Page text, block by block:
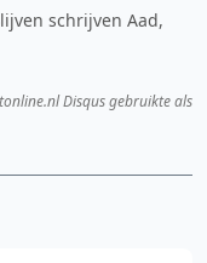
schrijven Aad,
Disqus gebruikte als